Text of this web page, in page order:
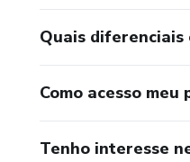
Quais diferenciais
Como acesso meu
Tenho interesse